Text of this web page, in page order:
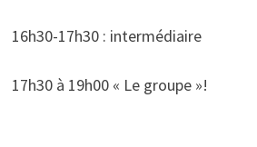
16h30-17h30 : intermédiaire
17h30 à 19h00 « Le groupe »!